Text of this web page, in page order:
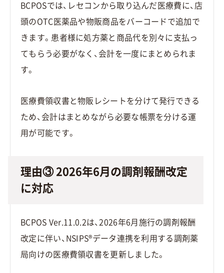
BCPOSでは、レセコンから取り込んだ医療費に、店
頭のOTC医薬品や物販商品をバーコードで追加で
きます。患者様に処方薬と商品代を別々に支払っ
てもらう必要がなく、会計を一度にまとめられま
す。
医療費領収書と物販レシートを分けて発行できる
ため、会計はまとめながら必要な帳票を分ける運
用が可能です。
理由③ 2026年6月の調剤報酬改定
に対応
BCPOS Ver.11.0.2は、2026年6月施行の調剤報酬
改定に伴い、NSIPS®データ連携を利用する調剤薬
局向けの医療費領収書を更新しました。